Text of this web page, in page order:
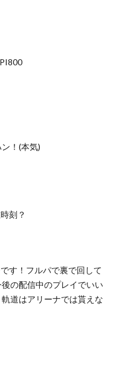
！(本気)
刻？
す！フルパで裏で回して
の配信中のプレイでいい
道はアリーナでは貰えな